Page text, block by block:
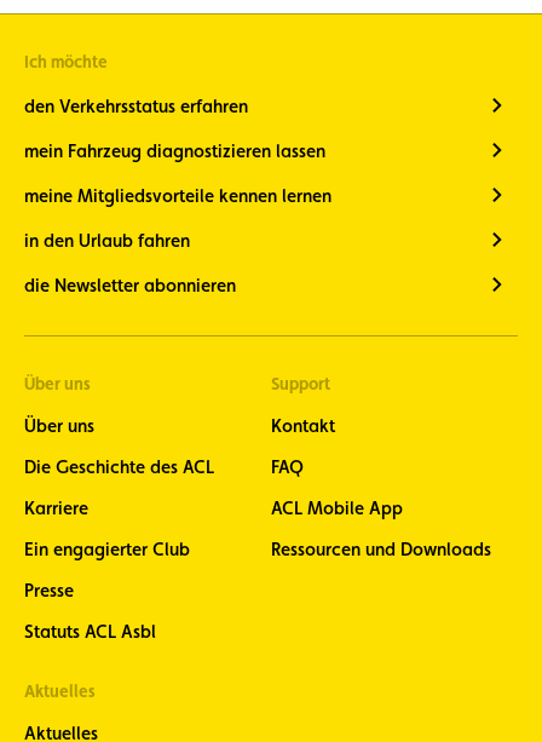
Ich möchte
den Verkehrsstatus erfahren
mein Fahrzeug diagnostizieren lassen
meine Mitgliedsvorteile kennen lernen
in den Urlaub fahren
die Newsletter abonnieren
Über uns
Über uns
Die Geschichte des ACL
Karriere
Ein engagierter Club
Presse
Statuts ACL Asbl
Support
Kontakt
FAQ
ACL Mobile App
Ressourcen und Downloads
Aktuelles
Aktuelles